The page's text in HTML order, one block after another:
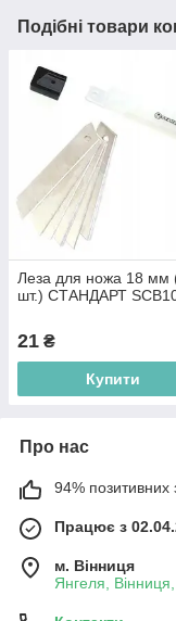
Подібні товари
Леза для ножа 18 мм
шт.) СТАНДАРТ
21 ₴
Купити
Про нас
94% позитивних
Працює з
м. Вінниця
Янгеля,